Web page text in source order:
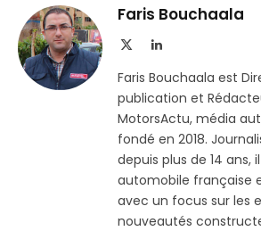
Faris Bouchaala
LinkedIn
Faris Bouchaala est
publication et
MotorsActu, média
fondé en 2018.
depuis plus de 14 ans,
automobile française
avec un focus sur les
nouveautés